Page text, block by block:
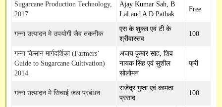
Sugarcane Production Technology,
2017
Ajay Kumar Sah, B
Lal and A D Pathak
Free
गन्ना उत्पादन मे उपयोगी जैव तकनीक
एस के शुक्ल एवं टी के
श्रीवास्तव
100
गन्ना किसान मार्गदर्शिका (Farmers’
Guide to Sugarcane Cultivation)
2014
अजय कुमार साह, शिव
नायक सिंह एवं सुशील
सोलोमन
फ्री
गन्ना उत्पादन मे सिचाई जल प्रबंधन
राजेंद्र गुप्ता एवं कामता
प्रसाद
100